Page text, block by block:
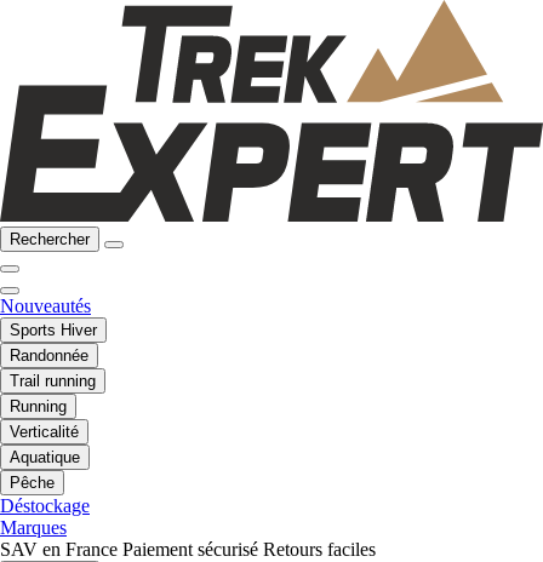
Rechercher
Nouveautés
Sports Hiver
Randonnée
Trail running
Running
Verticalité
Aquatique
Pêche
Déstockage
Marques
SAV en France Paiement sécurisé Retours faciles